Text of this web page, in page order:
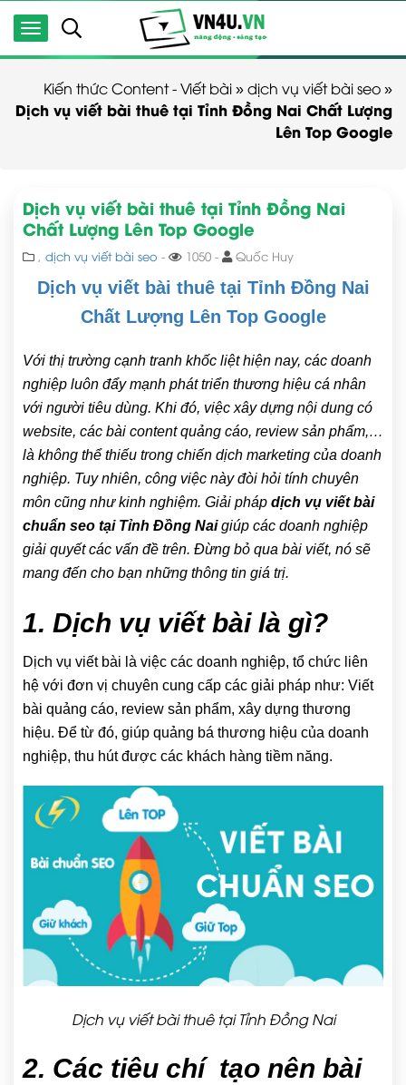
Kiến thức Content - Viết bài»dịch vụ viết bài seo»
Dịch vụ viết bài thuê tại Tỉnh Đồng Nai Chất Lượng
Lên Top Google
Dịch vụ viết bài thuê tại Tỉnh Đồng Nai
Chất Lượng Lên Top Google
, dịch vụ viết bài seo - 1050 - Quốc Huy
Dịch vụ viết bài thuê tại Tỉnh Đồng Nai
Chất Lượng Lên Top Google
Với thị trường cạnh tranh khốc liệt hiện nay, các doanh
nghiệp luôn đẩy mạnh phát triển thương hiệu cá nhân
với người tiêu dùng. Khi đó, việc xây dựng nội dung có
website, các bài content quảng cáo, review sản phẩm,…
là không thể thiếu trong chiến dịch marketing của doanh
nghiệp. Tuy nhiên, công việc này đòi hỏi tính chuyên
môn cũng như kinh nghiệm. Giải pháp dịch vụ viết bài
chuẩn seo tại Tỉnh Đồng Naigiúp các doanh nghiệp
giải quyết các vấn đề trên. Đừng bỏ qua bài viết, nó sẽ
mang đến cho bạn những thông tin giá trị.
1. Dịch vụ viết bài là gì?
Dịch vụ viết bài là việc các doanh nghiệp, tổ chức liên
hệ với đơn vị chuyên cung cấp các giải pháp như: Viết
bài quảng cáo, review sản phẩm, xây dựng thương
hiệu. Để từ đó, giúp quảng bá thương hiệu của doanh
nghiệp, thu hút được các khách hàng tiềm năng.
Dịch vụ viết bài thuê tại Tỉnh Đồng Nai
2. Các tiêu chí tạo nên bài